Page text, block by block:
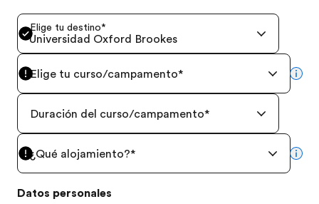
Elige tu destino*
Universidad Oxford Brookes
Elige tu curso/campamento*
Duración del curso/campamento*
¿Qué alojamiento?*
Datos personales